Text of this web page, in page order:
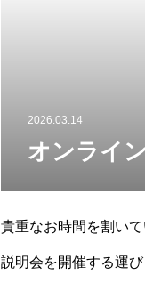
2026.03.14
オンライ
貴重なお時間を割い
説明会を開催する運